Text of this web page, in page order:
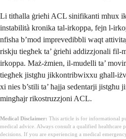
Li titħalla ġrieħi ACL sinifikanti mhux
instabilità kronika tal-irkoppa, fejn l-
nfisha b’mod imprevedibbli waqt
riskju tiegħek ta’ ġrieħi addizzjonali fil-
irkoppa. Maż-żmien, il-mudelli ta’
tiegħek jistgħu jikkontribwixxu għall-
xi nies b’stili ta’ ħajja sedentarji jistgħu
mingħajr rikostruzzjoni ACL.
Medical Disclaimer: This article is for informational
medical advice. Always consult a qualified healthcare
decisions. If you are experiencing a medical